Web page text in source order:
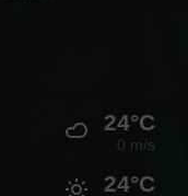
24°C
0 m/s
24°C